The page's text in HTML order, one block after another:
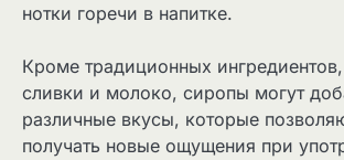
нотки горечи в напитке.
Кроме традиционных
сливки и молоко, сиропы могут
различные вкусы, которые
получать новые ощущения при